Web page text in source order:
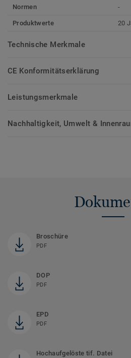
Normen
-
Produktwerte 20
Technische Merkmale
CE Konformitätserklärung
Leistungsmerkmale
Nachhaltigkeit, Umwelt &
Broschüre
PDF
DOP
PDF
EPD
PDF
Hochaufgelöste tif. Datei